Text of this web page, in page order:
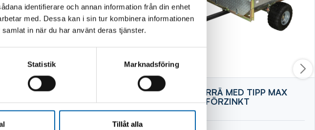
identifierare och annan information från din enhet
med. Dessa kan i sin tur kombinera informationen
in när du har använt deras tjänster.
Statistik Marknadsföring
Tillåt alla
TÅNGSTÄLL COBRA 7X3ST
SLÄPKÄRRÄ MED TIPP MAX
400KG FÖRZINKT